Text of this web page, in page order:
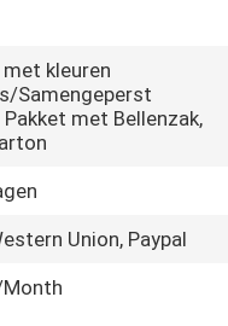
kleuren
Samengeperst
met Bellenzak,
Union, Paypal
Month